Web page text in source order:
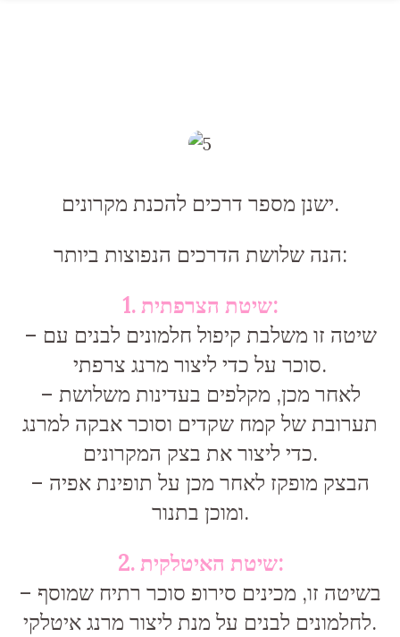
ישנן מספר דרכים להכנת מקרונים.
הנה שלושת הדרכים הנפוצות ביותר:
1. שיטת הצרפתית:
– שיטה זו משלבת קיפול חלמונים לבנים עם
סוכר על כדי ליצור מרנג צרפתי.
– לאחר מכן, מקלפים בעדינות משלושת
תערובת של קמח שקדים וסוכר אבקה למרנג
כדי ליצור את בצק המקרונים.
– הבצק מופקז לאחר מכן על תופינת אפיה
ומוכן בתנור.
2. שיטת האיטלקית:
– בשיטה זו, מכינים סירופ סוכר רתיח שמוסף
לחלמונים לבנים על מנת ליצור מרנג איטלקי.